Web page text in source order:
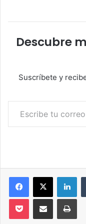
Descubre
Suscríbete y
Escribe tu correo electrónico…